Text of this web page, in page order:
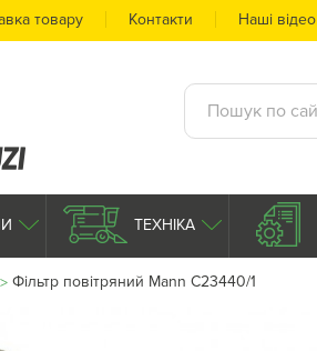
товару Контакти Наші відео
ТЕХНІКА
Фільтр повітряний Mann C23440/1